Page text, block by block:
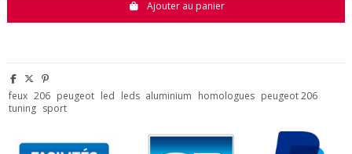
Ajouter au panier
feux 206 peugeot led leds aluminium homologues peugeot 206
tuning sport